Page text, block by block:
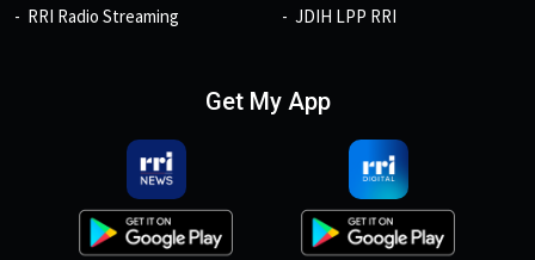
RRI Radio Streaming
JDIH LPP RRI
Get My App